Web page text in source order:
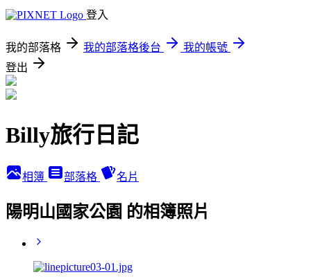
登入
我的部落格 我的部落格後台
我的帳號
登出
Billy旅行日記
相簿 部落格 名片
陽明山國家公園 的相簿照片